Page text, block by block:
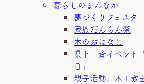
暮らしのまんなか
夢づくりフェスタ
家族だんらん祭
木のおはなし
県下一斉イベント
日」
親子活動、木工教